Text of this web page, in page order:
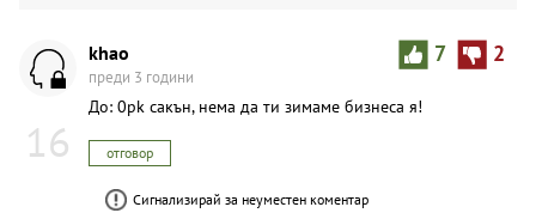
16
7 2
khao
преди 3 години
До: 0pk сакън, нема да ти зимаме бизнеса я!
отговор
Сигнализирай за неуместен коментар